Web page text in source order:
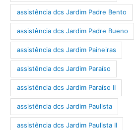
assistência dcs Jardim Padre Bento
assistência dcs Jardim Padre Bueno
assistência dcs Jardim Paineiras
assistência dcs Jardim Paraíso
assistência dcs Jardim Paraíso II
assistência dcs Jardim Paulista
assistência dcs Jardim Paulista II